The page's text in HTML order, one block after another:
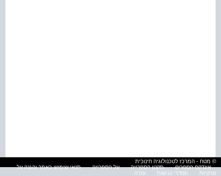
© מטח - המרכז לטכנולוגיה חינוכית
אינדקס הספרים
תקנון הספרייה על הספרייה
תנאי שימוש באתר והגנה על
פרטיות
הסדרי נגישות עזרה